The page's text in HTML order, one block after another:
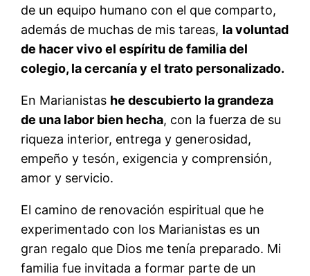
de un equipo humano con el que comparto,
además de muchas de mis tareas, la voluntad
de hacer vivo el espíritu de familia del
colegio, la cercanía y el trato personalizado.
En Marianistas he descubierto la grandeza
de una labor bien hecha, con la fuerza de su
riqueza interior, entrega y generosidad,
empeño y tesón, exigencia y comprensión,
amor y servicio.
El camino de renovación espiritual que he
experimentado con los Marianistas es un
gran regalo que Dios me tenía preparado. Mi
familia fue invitada a formar parte de un